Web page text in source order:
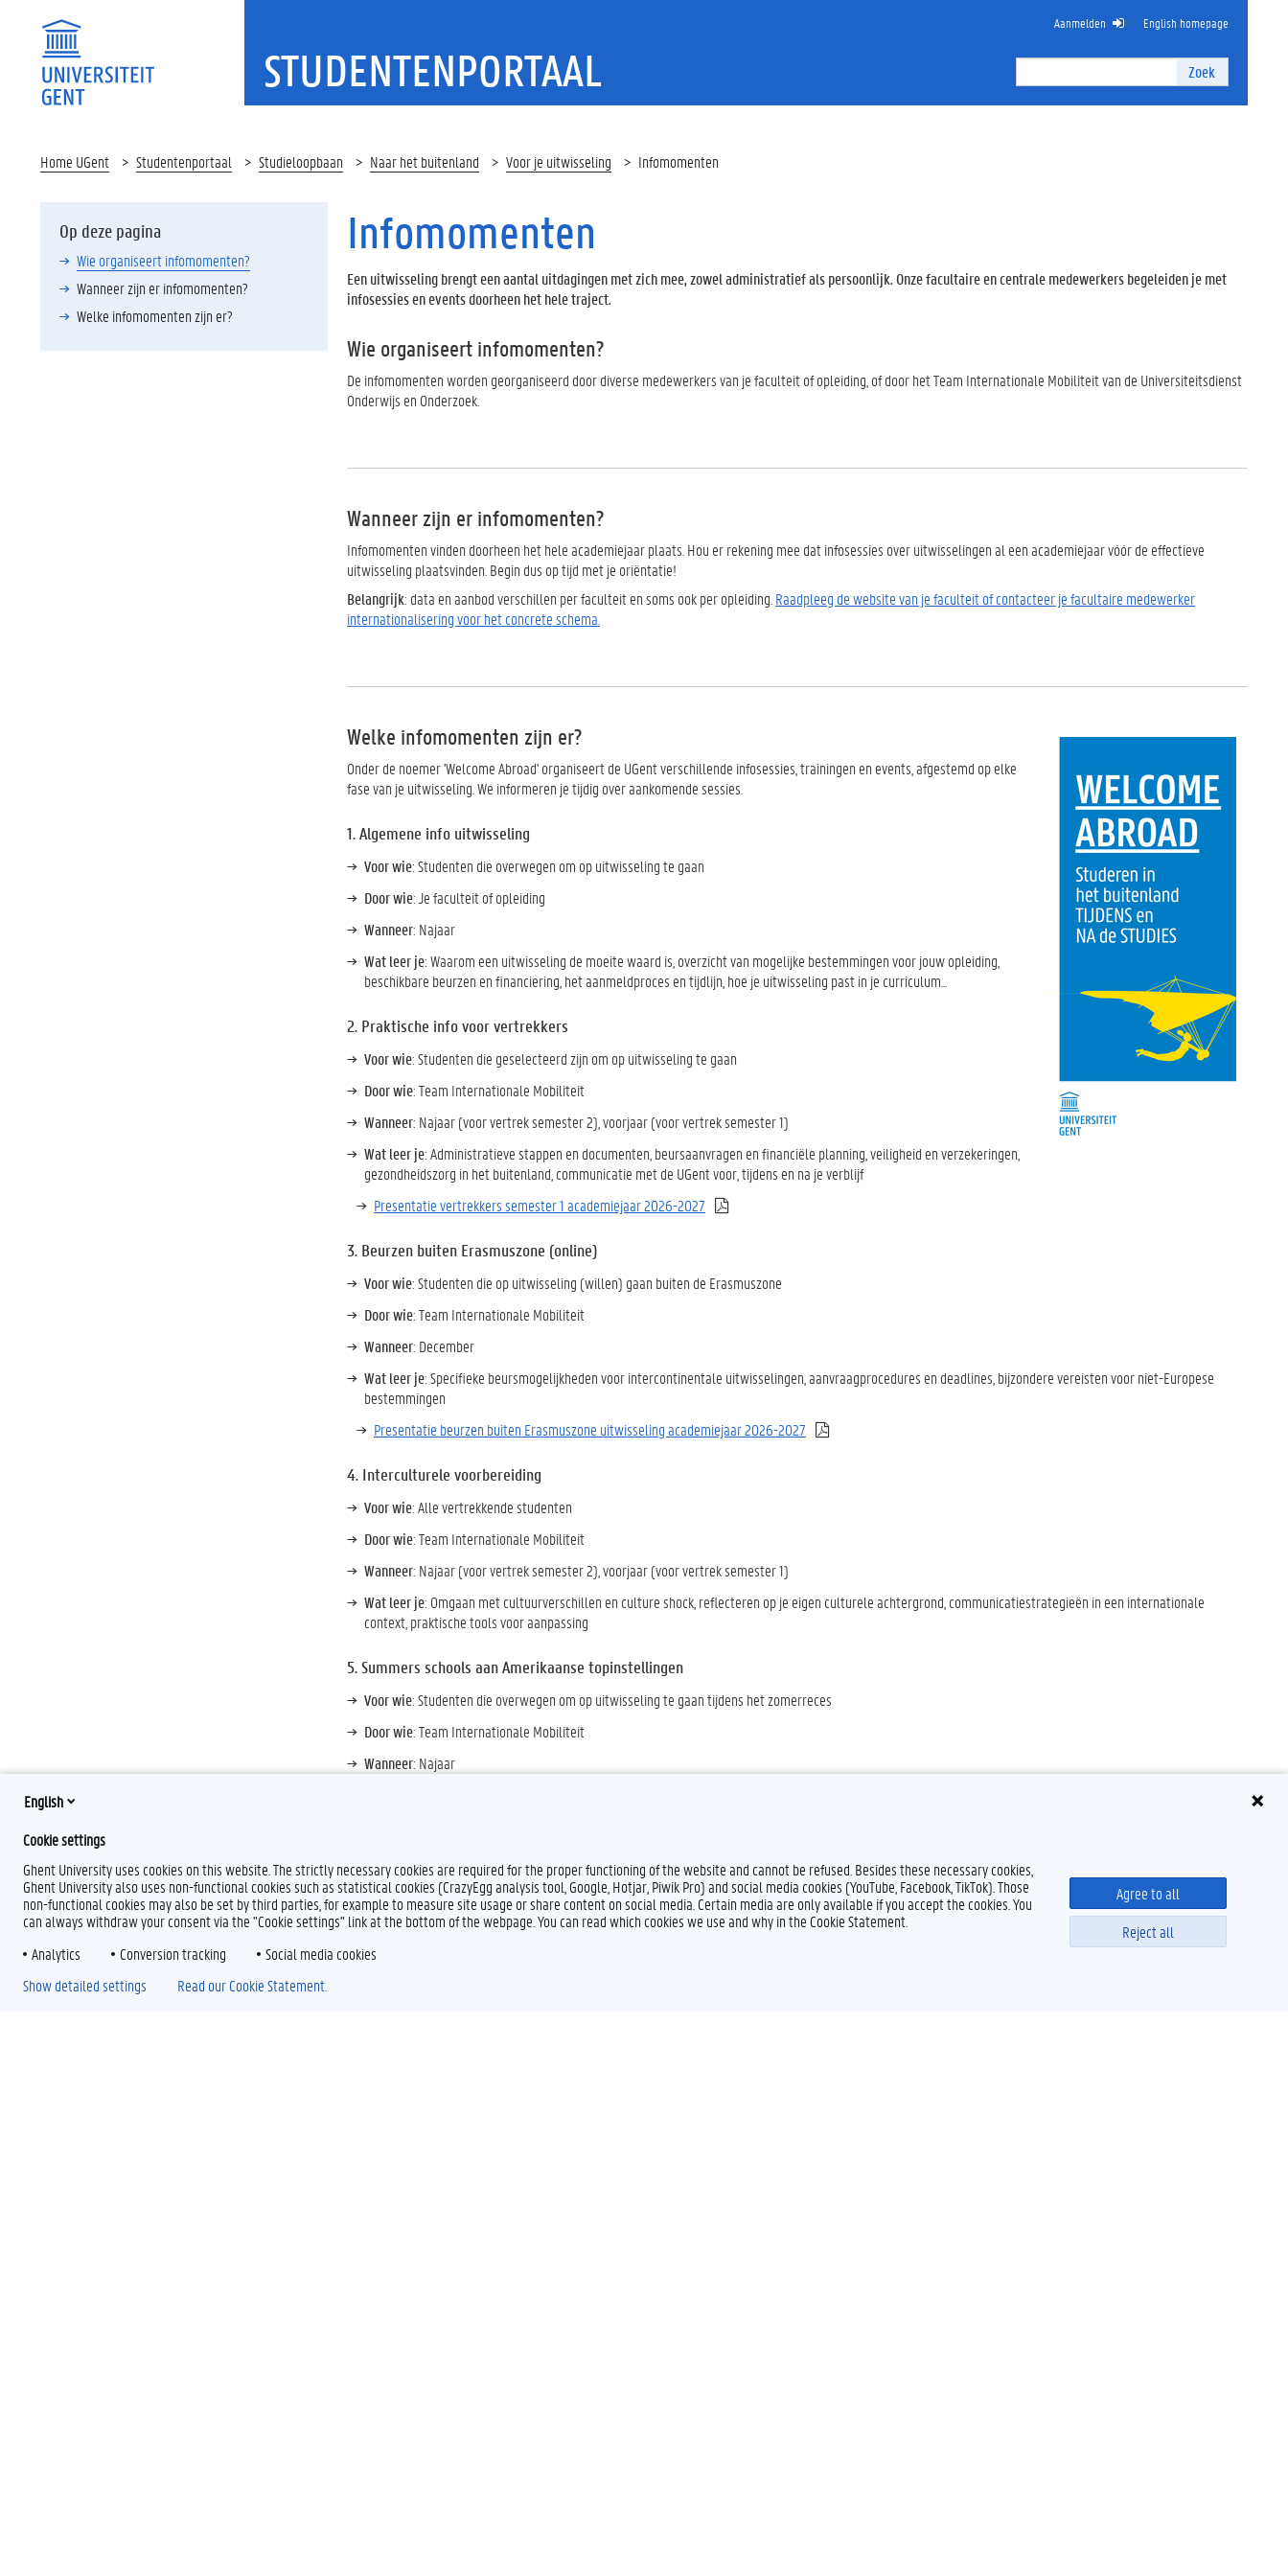
Zoek
Zoek
k
Aanmelden English homepage
STUDENTENPORTAAL
Home UGent Studentenportaal Studieloopbaan Naar het buitenland Voor je uitwisseling Infomomenten
Op deze pagina
Wie organiseert infomomenten?
Wanneer zijn er infomomenten?
Welke infomomenten zijn er?
Infomomenten
Een uitwisseling brengt een aantal uitdagingen met zich mee, zowel administratief als persoonlijk. Onze facultaire en centrale medewerkers begeleiden je met
infosessies en events doorheen het hele traject.
Wie organiseert infomomenten?
De infomomenten worden georganiseerd door diverse medewerkers van je faculteit of opleiding, of door het Team Internationale Mobiliteit van de Universiteitsdienst
Onderwijs en Onderzoek.
Wanneer zijn er infomomenten?
Infomomenten vinden doorheen het hele academiejaar plaats. Hou er rekening mee dat infosessies over uitwisselingen al een academiejaar vóór de effectieve
uitwisseling plaatsvinden. Begin dus op tijd met je oriëntatie!
Belangrijk: data en aanbod verschillen per faculteit en soms ook per opleiding. Raadpleeg de website van je faculteit of contacteer je facultaire medewerker
internationalisering voor het concrete schema.
Welke infomomenten zijn er?
Onder de noemer 'Welcome Abroad' organiseert de UGent verschillende infosessies, trainingen en events, afgestemd op elke
fase van je uitwisseling. We informeren je tijdig over aankomende sessies.
1. Algemene info uitwisseling
Voor wie: Studenten die overwegen om op uitwisseling te gaan
Door wie: Je faculteit of opleiding
Wanneer: Najaar
Wat leer je: Waarom een uitwisseling de moeite waard is, overzicht van mogelijke bestemmingen voor jouw opleiding,
beschikbare beurzen en financiering, het aanmeldproces en tijdlijn, hoe je uitwisseling past in je curriculum...
2. Praktische info voor vertrekkers
Voor wie: Studenten die geselecteerd zijn om op uitwisseling te gaan
Door wie: Team Internationale Mobiliteit
Wanneer: Najaar (voor vertrek semester 2), voorjaar (voor vertrek semester 1)
Wat leer je: Administratieve stappen en documenten, beursaanvragen en financiële planning, veiligheid en verzekeringen,
gezondheidszorg in het buitenland, communicatie met de UGent voor, tijdens en na je verblijf
Presentatievertrekkers semester 1 academiejaar 2026-2027
3. Beurzen buiten Erasmuszone (online)
Voor wie: Studenten die op uitwisseling (willen) gaan buiten de Erasmuszone
Door wie: Team Internationale Mobiliteit
Wanneer: December
Wat leer je: Specifieke beursmogelijkheden voor intercontinentale uitwisselingen, aanvraagprocedures en deadlines, bijzondere vereisten voor niet-Europese
bestemmingen
Presentatie beurzen buiten Erasmuszone uitwisseling academiejaar 2026-2027
4. Interculturele voorbereiding
Voor wie: Alle vertrekkende studenten
Door wie: Team Internationale Mobiliteit
Wanneer: Najaar (voor vertrek semester 2), voorjaar (voor vertrek semester 1)
Wat leer je: Omgaan met cultuurverschillen en culture shock, reflecteren op je eigen culturele achtergrond, communicatiestrategieën in een internationale
context, praktische tools voor aanpassing
5. Summers schools aan Amerikaanse topinstellingen
Voor wie: Studenten die overwegen om op uitwisseling te gaan tijdens het zomerreces
Door wie: Team Internationale Mobiliteit
Wanneer: Najaar
English
Cookie settings
Ghent University uses cookies on this website. The strictly necessary cookies are required for the proper functioning of the website and cannot be refused. Besides these necessary cookies,
Ghent University also uses non-functional cookies such as statistical cookies (CrazyEgg analysis tool, Google, Hotjar, Piwik Pro) and social media cookies (YouTube, Facebook, TikTok). Those
non-functional cookies may also be set by third parties, for example to measure site usage or share content on social media. Certain media are only available if you accept the cookies. You
can always withdraw your consent via the "Cookie settings" link at the bottom of the webpage. You can read which cookies we use and why in the Cookie Statement.
Analytics
Conversion tracking Social media cookies
Agree to all
Reject all
Show detailed settings Read our Cookie Statement.